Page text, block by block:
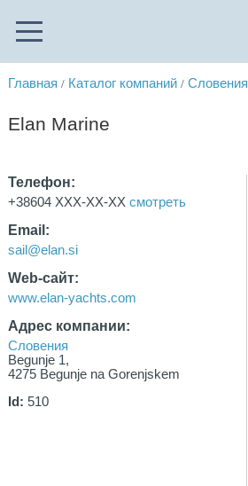
Главная / Каталог компаний / Словения
Elan Marine
Телефон:
+38604 XXX-XX-XX смотреть
Email:
sail@elan.si
Web-сайт:
www.elan-yachts.com
Адрес компании:
Словения
Begunje 1,
4275 Begunje na Gorenjskem
Id:510